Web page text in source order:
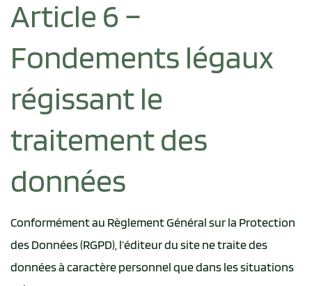
Article 6 –
Fondements légaux
régissant le
traitement des
données
Conformément au Règlement Général sur la Protection
des Données (RGPD), l’éditeur du site ne traite des
données à caractère personnel que dans les situations